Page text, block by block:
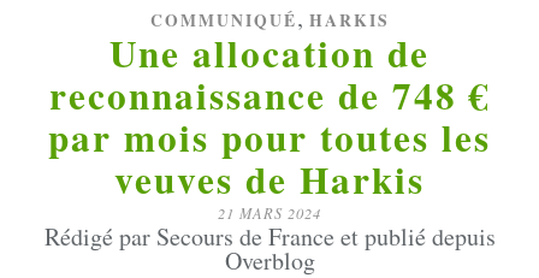
COMMUNIQUÉ, HARKIS
Une allocation de
reconnaissance de 748 €
par mois pour toutes les
veuves de Harkis
21 MARS 2024
Rédigé par Secours de France et publié depuis
Overblog